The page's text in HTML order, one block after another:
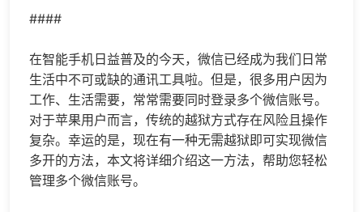
####
在智能手机日益普及的今天，微信已经成为我们日常
生活中不可或缺的通讯工具啦。但是，很多用户因为
工作、生活需要，常常需要同时登录多个微信账号。
对于苹果用户而言，传统的越狱方式存在风险且操作
复杂。幸运的是，现在有一种无需越狱即可实现微信
多开的方法，本文将详细介绍这一方法，帮助您轻松
管理多个微信账号。